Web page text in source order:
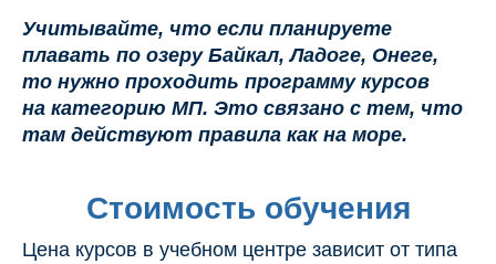
Учитывайте, что если планируете
плавать по озеру Байкал, Ладоге, Онеге,
то нужно проходить программу курсов
на категорию МП. Это связано с тем, что
там действуют правила как на море.
Стоимость обучения
Цена курсов в учебном центре зависит от типа